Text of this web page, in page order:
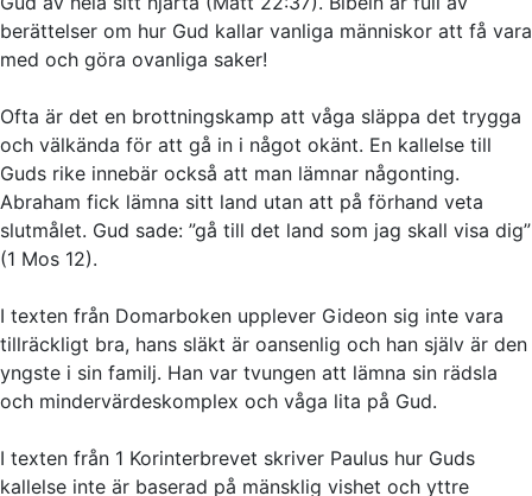
berättelser om hur Gud kallar vanliga människor att få vara
med och göra ovanliga saker!
Ofta är det en brottningskamp att våga släppa det trygga
och välkända för att gå in i något okänt. En kallelse till
Guds rike innebär också att man lämnar någonting.
Abraham fick lämna sitt land utan att på förhand veta
slutmålet. Gud sade: ”gå till det land som jag skall visa dig”
(1 Mos 12).
I texten från Domarboken upplever Gideon sig inte vara
tillräckligt bra, hans släkt är oansenlig och han själv är den
yngste i sin familj. Han var tvungen att lämna sin rädsla
och mindervärdeskomplex och våga lita på Gud.
I texten från 1 Korinterbrevet skriver Paulus hur Guds
kallelse inte är baserad på mänsklig vishet och yttre